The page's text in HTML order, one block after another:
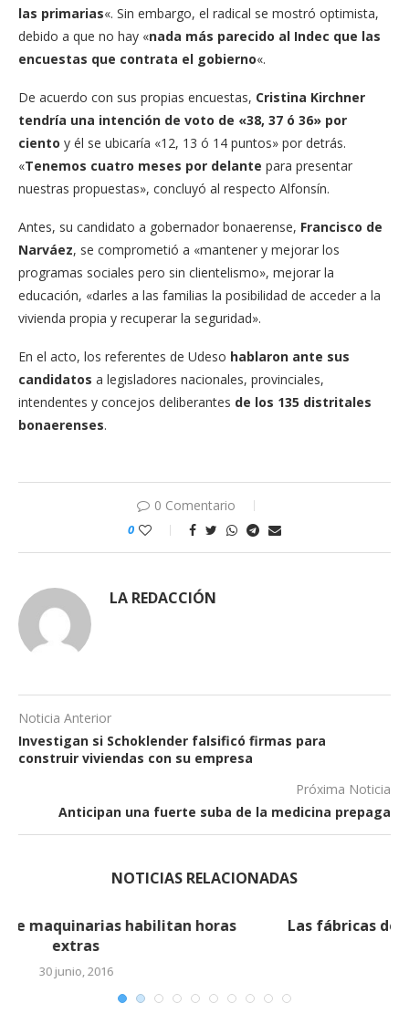
las primarias«. Sin embargo, el radical se mostró optimista,
debido a que no hay «nada más parecido al Indec que las
encuestas que contrata el gobierno«.
De acuerdo con sus propias encuestas, Cristina Kirchner
tendría una intención de voto de «38, 37 ó 36» por
ciento y él se ubicaría «12, 13 ó 14 puntos» por detrás.
«Tenemos cuatro meses por delante para presentar
nuestras propuestas», concluyó al respecto Alfonsín.
Antes, su candidato a gobernador bonaerense, Francisco de
Narváez, se comprometió a «mantener y mejorar los
programas sociales pero sin clientelismo», mejorar la
educación, «darles a las familias la posibilidad de acceder a la
vivienda propia y recuperar la seguridad».
En el acto, los referentes de Udeso hablaron ante sus
candidatos a legisladores nacionales, provinciales,
intendentes y concejos deliberantes de los 135 distritales
bonaerenses.
0 Comentario
0
LA REDACCIÓN
Noticia Anterior
Investigan si Schoklender falsificó firmas para
construir viviendas con su empresa
Próxima Noticia
Anticipan una fuerte suba de la medicina prepaga
NOTICIAS RELACIONADAS
Las fábricas de maquinarias habilitan horas